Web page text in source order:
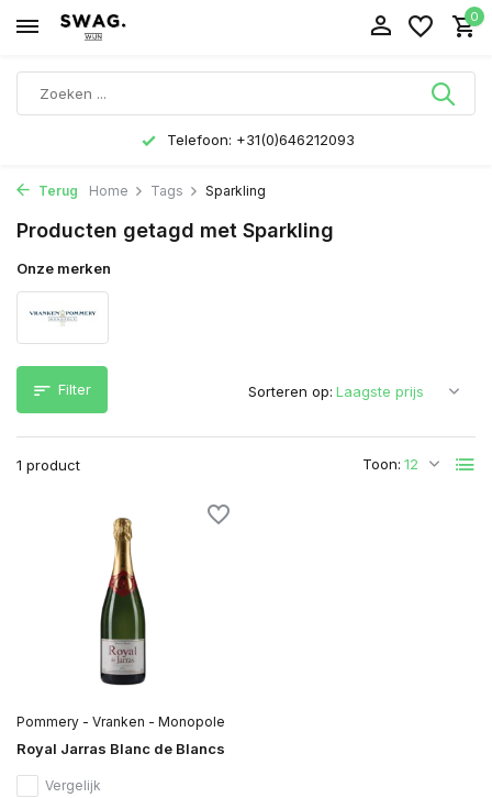
0
Telefoon: +31(0)646212093
Terug Home Tags Sparkling
Producten getagd met Sparkling
Onze merken
Filter
1 product Toon:
Sorteren op:
Pommery - Vranken - Monopole
Royal Jarras Blanc de Blancs
Vergelijk